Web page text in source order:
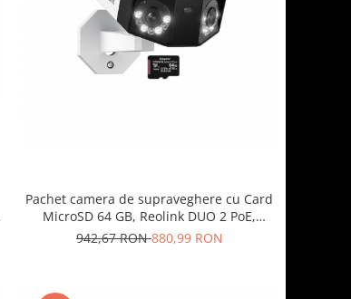
Pachet camera de supraveghere cu Card
MicroSD 64 GB, Reolink DUO 2 PoE,
rezolutie de 8MP
942,67 RON880,99 RON